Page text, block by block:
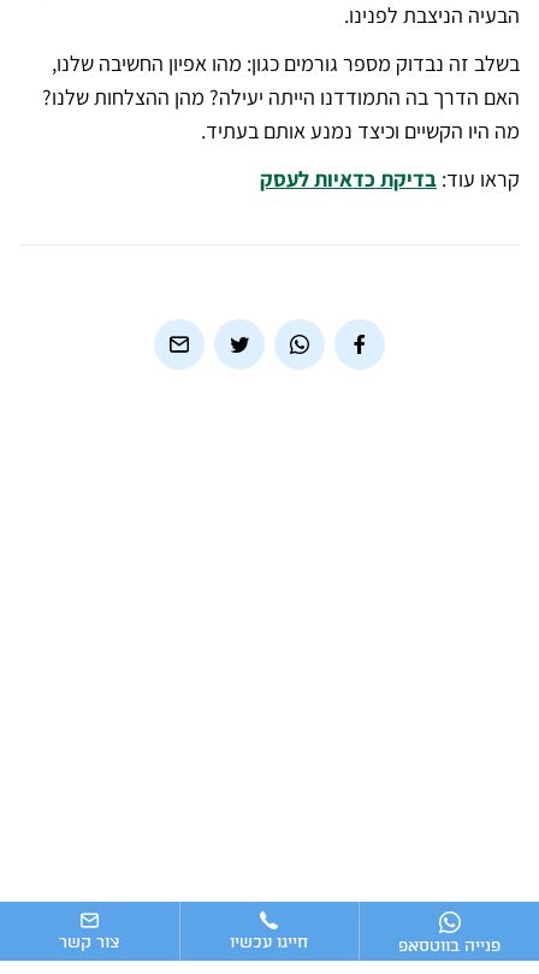
הבעיה הניצבת לפנינו.
בשלב זה נבדוק מספר גורמים כגון: מהו אפיון החשיבה שלנו,
האם הדרך בה התמודדנו הייתה יעילה? מהן ההצלחות שלנו?
מה היו הקשיים וכיצד נמנע אותם בעתיד.
קראו עוד: בדיקת כדאיות לעסק
פנייה בווטסאפ חייגו עכשיו צור קשר